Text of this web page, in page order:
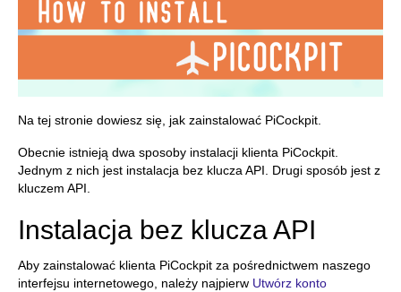
Na tej stronie dowiesz się, jak zainstalować PiCockpit.
Obecnie istnieją dwa sposoby instalacji klienta PiCockpit.
Jednym z nich jest instalacja bez klucza API. Drugi sposób jest z
kluczem API.
Instalacja bez klucza API
Aby zainstalować klienta PiCockpit za pośrednictwem naszego
interfejsu internetowego, należy najpierw Utwórz konto